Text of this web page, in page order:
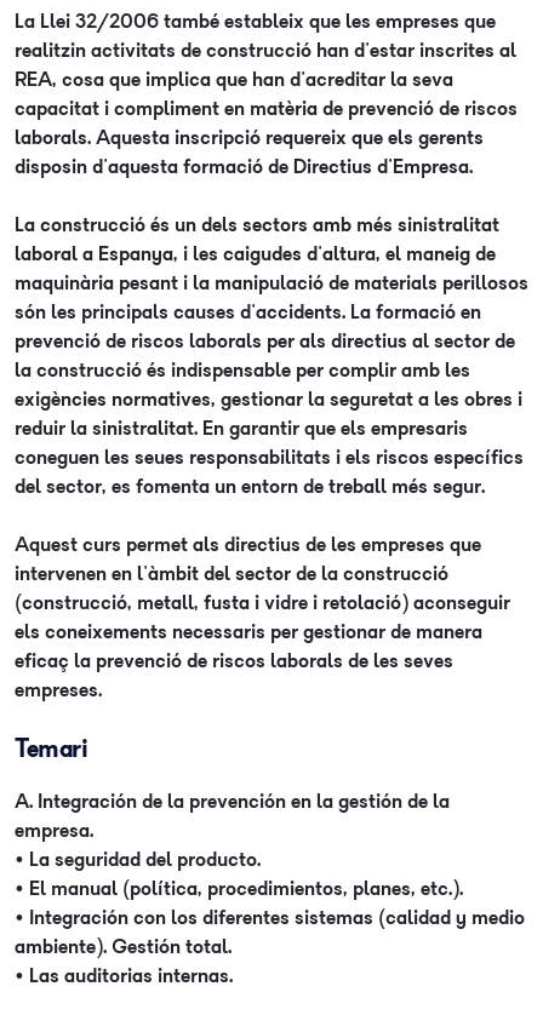
La Llei 32/2006 també estableix que les empreses que
realitzin activitats de construcció han d'estar inscrites al
REA, cosa que implica que han d'acreditar la seva
capacitat i compliment en matèria de prevenció de riscos
laborals. Aquesta inscripció requereix que els gerents
disposin d'aquesta formació de Directius d'Empresa.
La construcció és un dels sectors amb més sinistralitat
laboral a Espanya, i les caigudes d'altura, el maneig de
maquinària pesant i la manipulació de materials perillosos
són les principals causes d'accidents. La formació en
prevenció de riscos laborals per als directius al sector de
la construcció és indispensable per complir amb les
exigències normatives, gestionar la seguretat a les obres i
reduir la sinistralitat. En garantir que els empresaris
coneguen les seues responsabilitats i els riscos específics
del sector, es fomenta un entorn de treball més segur.
Aquest curs permet als directius de les empreses que
intervenen en l'àmbit del sector de la construcció
(construcció, metall, fusta i vidre i retolació) aconseguir
els coneixements necessaris per gestionar de manera
eficaç la prevenció de riscos laborals de les seves
empreses.
Temari
A. Integración de la prevención en la gestión de la
empresa.
• La seguridad del producto.
• El manual (política, procedimientos, planes, etc.).
• Integración con los diferentes sistemas (calidad y medio
ambiente). Gestión total.
• Las auditorias internas.